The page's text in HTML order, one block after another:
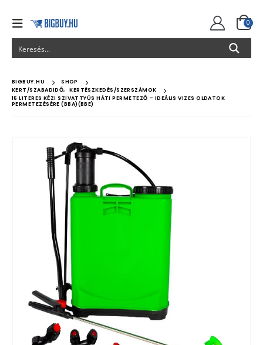
0
BIGBUY.HU
SHOP
KERT/SZABADIDŐ,
KERTÉSZKEDÉS/SZERSZÁMOK
16 LITERES KÉZI SZIVATTYÚS HÁTI PERMETEZŐ – IDEÁLIS VIZES OLDATOK
PERMETEZÉSÉRE (BBA)(BBE)